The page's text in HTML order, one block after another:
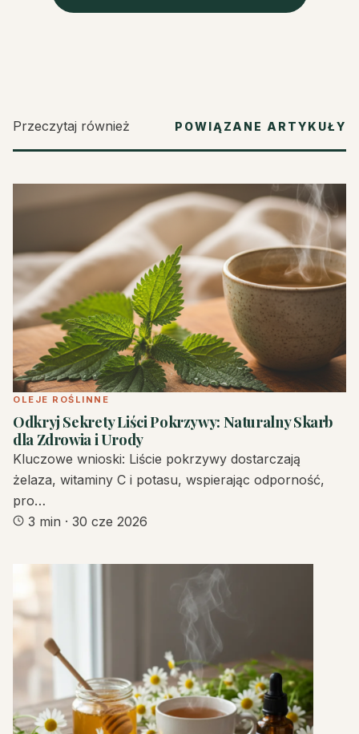
Przeczytaj również POWIĄZANE ARTYKUŁY
OLEJE ROŚLINNE
Odkryj Sekrety Liści Pokrzywy: Naturalny Skarb
dla Zdrowia i Urody
Kluczowe wnioski: Liście pokrzywy dostarczają
żelaza, witaminy C i potasu, wspierając odporność,
pro…
3 min · 30 cze 2026